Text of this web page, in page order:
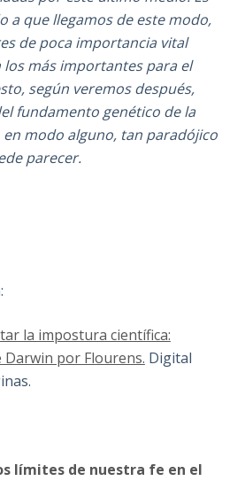
a que llegamos de este modo,
de poca importancia vital
los más importantes para el
según veremos después,
fundamento genético de la
en modo alguno, tan paradójico
parecer.
la impostura científica:
Darwin por Flourens. Digital
límites de nuestra fe en el